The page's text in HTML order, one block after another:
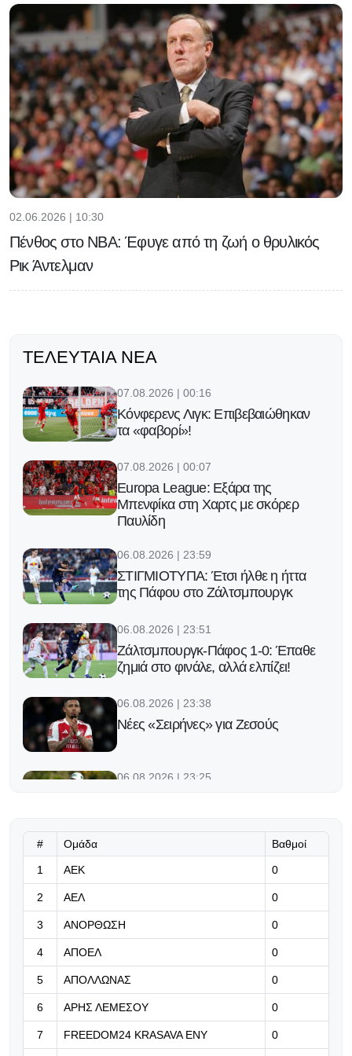
02.06.2026 | 10:30
Πένθος στο NBA: Έφυγε από τη ζωή ο θρυλικός
Ρικ Άντελμαν
ΤΕΛΕΥΤΑΊΑ ΝΈΑ
07.08.2026 | 00:16
Κόνφερενς Λιγκ: Επιβεβαιώθηκαν
τα «φαβορί»!
07.08.2026 | 00:07
Europa League: Εξάρα της
Μπενφίκα στη Χαρτς με σκόρερ
Παυλίδη
06.08.2026 | 23:59
ΣΤΙΓΜΙΟΤΥΠΑ: Έτσι ήλθε η ήττα
της Πάφου στο Ζάλτσμπουργκ
06.08.2026 | 23:51
Ζάλτσμπουργκ-Πάφος 1-0: Έπαθε
ζημιά στο φινάλε, αλλά ελπίζει!
06.08.2026 | 23:38
Νέες «Σειρήνες» για Ζεσούς
06.08.2026 | 23:25
«Μπορούμε να βασιστούμε σε
όλους τους παίκτες μας»
06.08.2026 | 23:06
Έχασε από την Άντερλεχτ ο ΠΑΟΚ,
όλα για όλα στο Βέλγιο!
06.08.2026 | 22:59
«Η διαδρομή της γαλαζοκίτρινης
ασπίδας στον χρόνο» (vid)
# Ομάδα Βαθμοί
1 ΑΕΚ 0
2 ΑΕΛ 0
3 ΑΝΟΡΘΩΣΗ 0
4 ΑΠΟΕΛ 0
5 ΑΠΟΛΛΩΝΑΣ 0
6 ΑΡΗΣ ΛΕΜΕΣΟΥ 0
7 FREEDOM24 KRASAVA ΕΝΥ 0